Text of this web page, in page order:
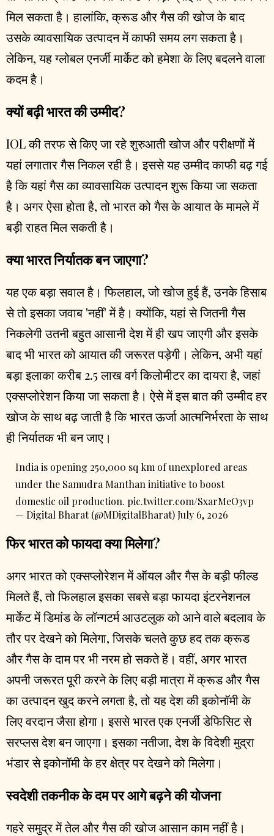
मिल सकता है। हालांकि, क्रूड और गैस की खोज के बाद
उसके व्यावसायिक उत्पादन में काफी समय लग सकता है।
लेकिन, यह ग्लोबल एनर्जी मार्केट को हमेशा के लिए बदलने वाला
कदम है।
क्यों बढ़ी भारत की उम्मीद?
IOL की तरफ से किए जा रहे शुरुआती खोज और परीक्षणों में
यहां लगातार गैस निकल रही है। इससे यह उम्मीद काफी बढ़ गई
है कि यहां गैस का व्यावसायिक उत्पादन शुरू किया जा सकता
है। अगर ऐसा होता है, तो भारत को गैस के आयात के मामले में
बड़ी राहत मिल सकती है।
क्या भारत निर्यातक बन जाएगा?
यह एक बड़ा सवाल है। फिलहाल, जो खोज हुई हैं, उनके हिसाब
से तो इसका जवाब 'नहीं' में है। क्योंकि, यहां से जितनी गैस
निकलेगी उतनी बहुत आसानी देश में ही खप जाएगी और इसके
बाद भी भारत को आयात की जरूरत पड़ेगी। लेकिन, अभी यहां
बड़ा इलाका करीब 2.5 लाख वर्ग किलोमीटर का दायरा है, जहां
एक्सप्लोरेशन किया जा सकता है। ऐसे में इस बात की उम्मीद हर
खोज के साथ बढ़ जाती है कि भारत ऊर्जा आत्मनिर्भरता के साथ
ही निर्यातक भी बन जाए।
India is opening 250,000 sq km of unexplored areas
under the Samudra Manthan initiative to boost
domestic oil production. pic.twitter.com/SxarMeO3vp
— Digital Bharat (@MDigitalBharat)July 6, 2026
फिर भारत को फायदा क्या मिलेगा?
अगर भारत को एक्सप्लोरेशन में ऑयल और गैस के बड़ी फील्ड
मिलते हैं, तो फिलहाल इसका सबसे बड़ा फायदा इंटरनेशनल
मार्केट में डिमांड के लॉन्गटर्म आउटलुक को आने वाले बदलाव के
तौर पर देखने को मिलेगा, जिसके चलते कुछ हद तक क्रूड
और गैस के दाम पर भी नरम हो सकते हें। वहीं, अगर भारत
अपनी जरूरत पूरी करने के लिए बड़ी मात्रा में क्रूड और गैस
का उत्पादन खुद करने लगता है, तो यह देश की इकोनॉमी के
लिए वरदान जैसा होगा। इससे भारत एक एनर्जी डेफिसिट से
सरप्लस देश बन जाएगा। इसका नतीजा, देश के विदेशी मुद्रा
भंडार से इकोनॉमी के हर क्षेत्र पर देखने को मिलेगा।
स्वदेशी तकनीक के दम पर आगे बढ़ने की योजना
गहरे समुद्र में तेल और गैस की खोज आसान काम नहीं है।